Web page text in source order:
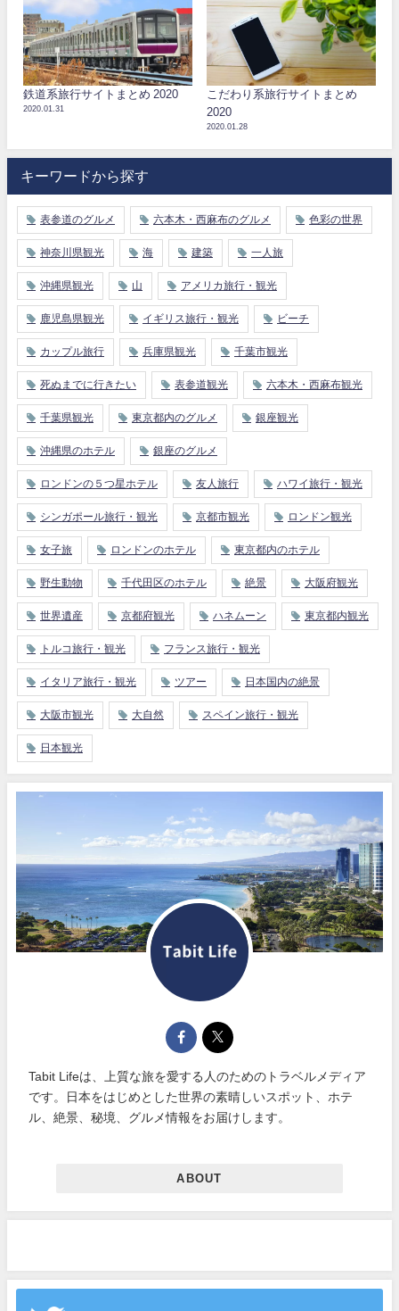
鉄道系旅行サイトまとめ 2020
2020.01.31
こだわり系旅行サイトまとめ
2020
2020.01.28
キーワードから探す
表参道のグルメ 六本木・西麻布のグルメ 色彩の世界
神奈川県観光 海 建築 一人旅
沖縄県観光 山 アメリカ旅行・観光
鹿児島県観光 イギリス旅行・観光 ビーチ
カップル旅行 兵庫県観光 千葉市観光
死ぬまでに行きたい 表参道観光 六本木・西麻布観光
千葉県観光 東京都内のグルメ 銀座観光
沖縄県のホテル 銀座のグルメ
ロンドンの５つ星ホテル 友人旅行 ハワイ旅行・観光
シンガポール旅行・観光 京都市観光 ロンドン観光
女子旅 ロンドンのホテル 東京都内のホテル
野生動物 千代田区のホテル 絶景 大阪府観光
世界遺産 京都府観光 ハネムーン 東京都内観光
トルコ旅行・観光 フランス旅行・観光
イタリア旅行・観光 ツアー 日本国内の絶景
大阪市観光 大自然 スペイン旅行・観光
日本観光
Tabit Lifeは、上質な旅を愛する人のためのトラベルメディア
です。日本をはじめとした世界の素晴しいスポット、ホテ
ル、絶景、秘境、グルメ情報をお届けします。
ABOUT